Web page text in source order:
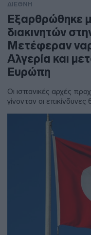
ΔΙΕΘΝΗ
Εξαρθρώθηκε
διακινητών
Μετέφεραν
Αλγερία και
Ευρώπη
Οι ισπανικές αρχές
γίνονταν οι επικίνδυνες